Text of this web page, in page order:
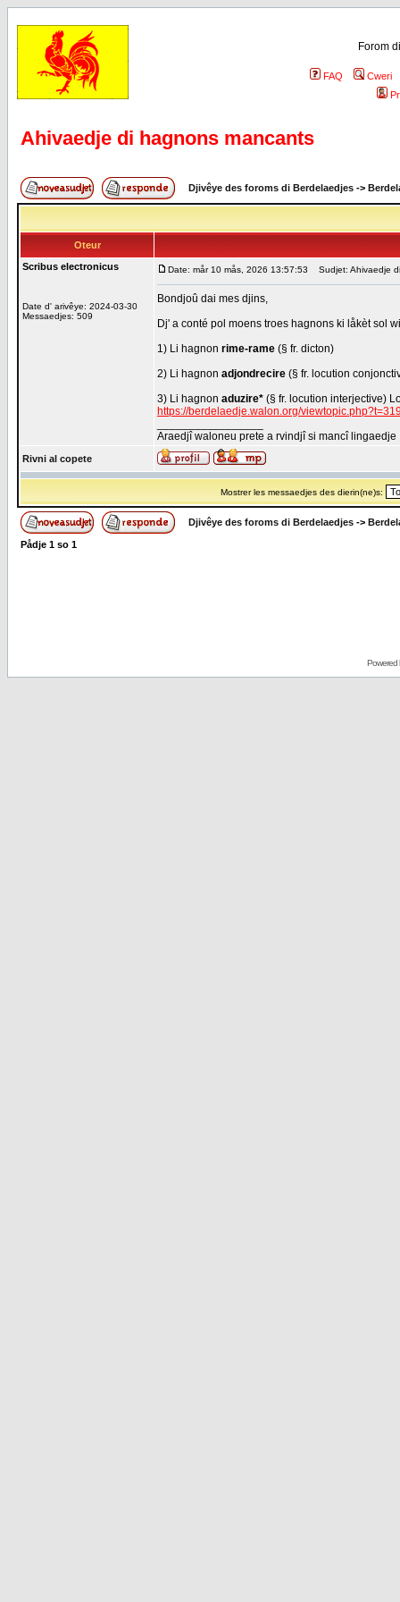
Forom
FAQ
Cweri
Ahivaedje di hagnons mancants
Djivêye des foroms di Berdelaedjes ->
Oteur
Scribus electronicus
Date d' arivêye: 2024-03-30
Messaedjes: 509
Date: mår 10 mås, 2026 13:57:53 Sudjet: Ahivaedje
Bondjoû dai mes djins,
Dj' a conté pol moens troes hagnons ki låkèt sol
1) Li hagnon rime-rame (§ fr. dicton)
2) Li hagnon adjondrecire (§ fr. locution
3) Li hagnon aduzire* (§ fr. locution interjective)
https://berdelaedje.walon.org/
Araedjî waloneu prete a rvindjî si mancî lingaedje
Rivni al copete
Mostrer les messaedjes des dierin(ne)s:
Djivêye des foroms di Berdelaedjes ->
Pådje 1 so 1
Powered